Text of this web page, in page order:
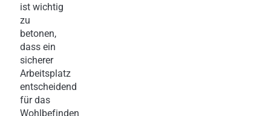
ist wichtig
zu
betonen,
dass ein
sicherer
Arbeitsplatz
entscheidend
für das
Wohlbefinden